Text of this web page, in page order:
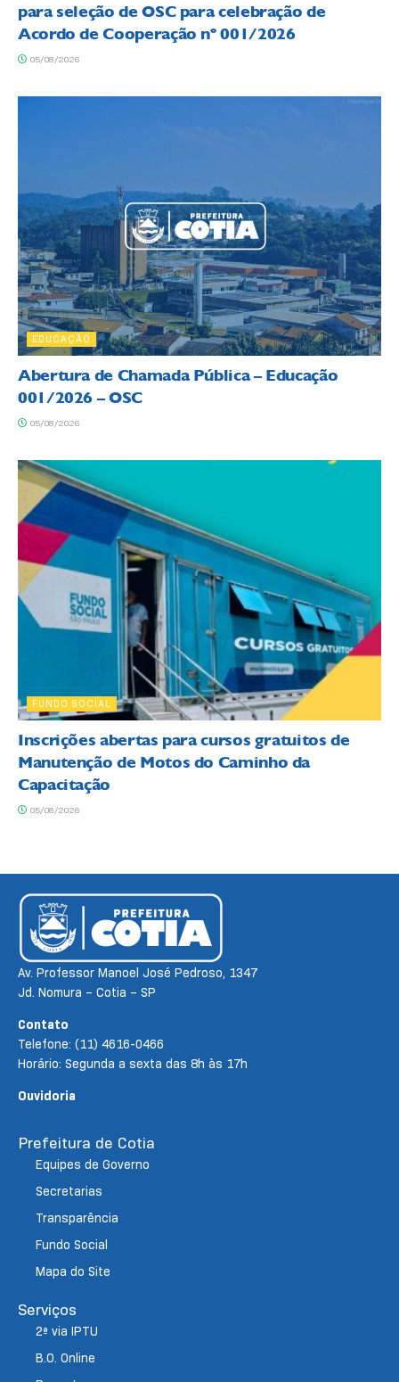
para seleção de OSC para celebração de
Acordo de Cooperação nº 001/2026
05/08/2026
EDUCAÇÃO
Abertura de Chamada Pública – Educação
001/2026 – OSC
05/08/2026
FUNDO SOCIAL
Inscrições abertas para cursos gratuitos de
Manutenção de Motos do Caminho da
Capacitação
05/08/2026
Av. Professor Manoel José Pedroso, 1347
Jd. Nomura – Cotia – SP
Contato
Telefone: (11) 4616-0466
Horário: Segunda a sexta das 8h às 17h
Ouvidoria
Prefeitura de Cotia
Equipes de Governo
Secretarias
Transparência
Fundo Social
Mapa do Site
Serviços
2ª via IPTU
B.O. Online